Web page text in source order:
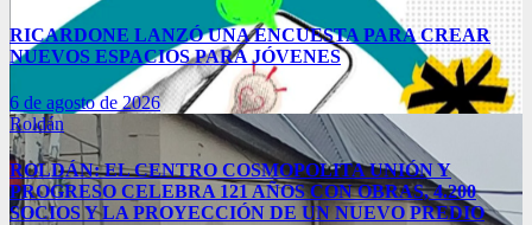
RICARDONE LANZÓ UNA ENCUESTA PARA CREAR
NUEVOS ESPACIOS PARA JÓVENES
6 de agosto de 2026
Roldán
ROLDÁN: EL CENTRO COSMOPOLITA UNIÓN Y
PROGRESO CELEBRA 121 AÑOS CON OBRAS, 4.200
SOCIOS Y LA PROYECCIÓN DE UN NUEVO PREDIO